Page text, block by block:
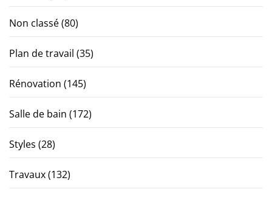
Non classé(80)
Plan de travail (35)
Rénovation (145)
Salle de bain (172)
Styles (28)
Travaux(132)